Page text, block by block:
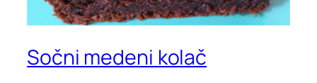
Sočni medeni kolač